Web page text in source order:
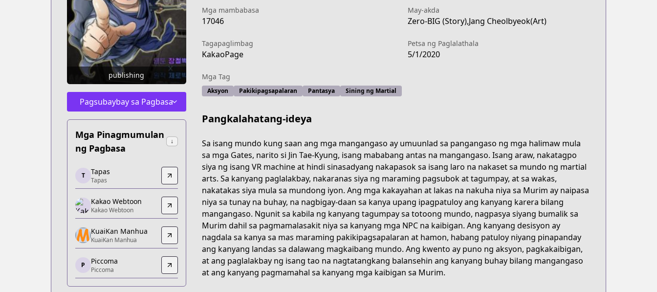
publishing
Pagsubaybay sa Pagbasa
Mga Pinagmumulan
ng Pagbasa
↓
Tapas
Tapas
https://tapas.io/series/log-in-murim/info
Kakao Webtoon
Kakao Webtoon
https://webtoon.kakao.com/content/로그인-무림/2384?tab=episode
KuaiKan Manhua
KuaiKan Manhua
https://www.kuaikanmanhua.com/web/topic/11042/
Piccoma
Piccoma
T Tapas
Tapas
Kakao Webtoon
Kakao Webtoon
KuaiKan Manhua
KuaiKan Manhua
P Piccoma
Piccoma
Mga mambabasa
17046
May-akda
Zero-BIG (Story),Jang Cheolbyeok(Art)
Tagapaglimbag
KakaoPage
Petsa ng Paglalathala
5/1/2020
Mga Tag
Aksyon Pakikipagsapalaran Pantasya Sining ng Martial
Pangkalahatang-ideya
Sa isang mundo kung saan ang mga mangangaso ay umuunlad sa pangangaso ng mga halimaw mula
sa mga Gates, narito si Jin Tae-Kyung, isang mababang antas na mangangaso. Isang araw, nakatagpo
siya ng isang VR machine at hindi sinasadyang nakapasok sa isang laro na nakaset sa mundo ng martial
arts. Sa kanyang paglalakbay, nakaranas siya ng maraming pagsubok at tagumpay, at sa wakas,
nakatakas siya mula sa mundong iyon. Ang mga kakayahan at lakas na nakuha niya sa Murim ay naipasa
niya sa tunay na buhay, na nagbigay-daan sa kanya upang ipagpatuloy ang kanyang karera bilang
mangangaso. Ngunit sa kabila ng kanyang tagumpay sa totoong mundo, nagpasya siyang bumalik sa
Murim dahil sa pagmamalasakit niya sa kanyang mga NPC na kaibigan. Ang kanyang desisyon ay
nagdala sa kanya sa mas maraming pakikipagsapalaran at hamon, habang patuloy niyang pinapanday
ang kanyang landas sa dalawang magkaibang mundo. Ang kwento ay puno ng aksyon, pagkakaibigan,
at ang paglalakbay ng isang tao na nagtatangkang balansehin ang kanyang buhay bilang mangangaso
at ang kanyang pagmamahal sa kanyang mga kaibigan sa Murim.